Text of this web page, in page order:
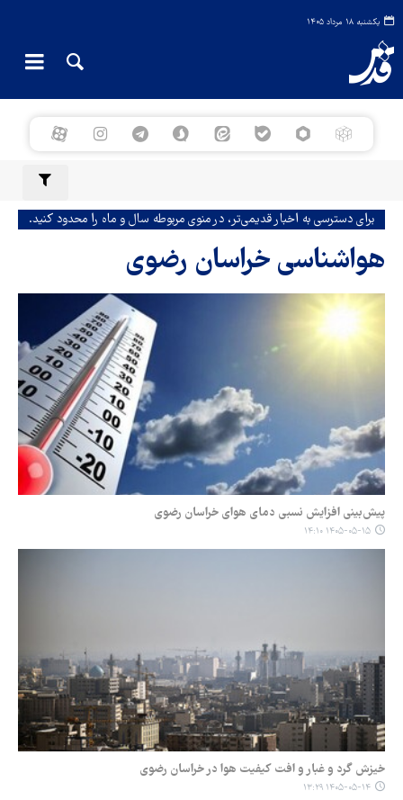
یکشنبه ۱۸ مرداد ۱۴۰۵
برای دسترسی به اخبار قدیمی‌تر، در منوی مربوطه سال و ماه را محدود کنید.
هواشناسی خراسان رضوی
پیش‌بینی افزایش نسبی دمای هوای خراسان رضوی
۱۴۰۵-۰۵-۱۵ ۱۴:۱۰
خیزش گرد و غبار و افت کیفیت هوا در خراسان رضوی
۱۴۰۵-۰۵-۱۴ ۱۳:۲۹